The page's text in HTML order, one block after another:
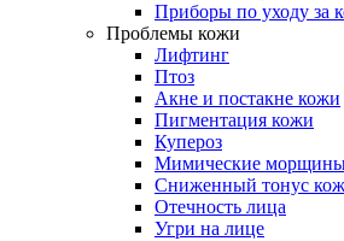
Приборы по уходу за
Проблемы кожи
Лифтинг
Птоз
Акне и постакне кожи
Пигментация кожи
Купероз
Мимические
Сниженный тонус
Отечность лица
Угри на лице